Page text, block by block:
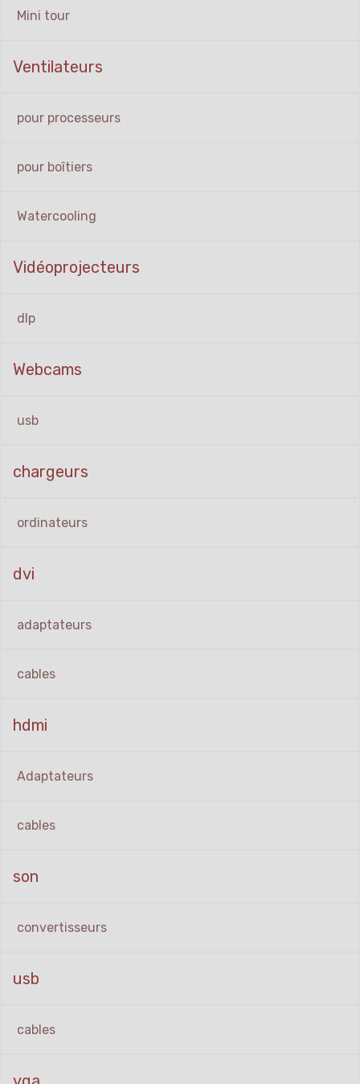
Mini tour
Ventilateurs
pour processeurs
pour boîtiers
Watercooling
Vidéoprojecteurs
dlp
Webcams
usb
chargeurs
ordinateurs
dvi
adaptateurs
cables
hdmi
Adaptateurs
cables
son
convertisseurs
usb
cables